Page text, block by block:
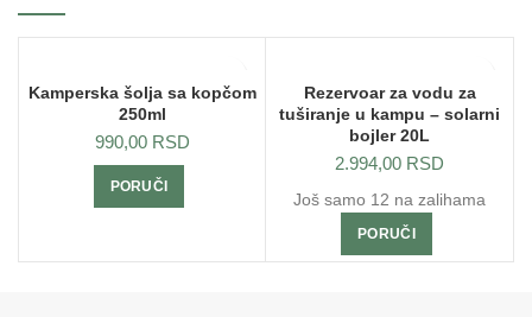
Kamperska šolja sa kopčom
250ml
990,00 RSD
PORUČI
Rezervoar za vodu za
tuširanje u kampu – solarni
bojler 20L
2.994,00 RSD
Još samo 12 na zalihama
PORUČI